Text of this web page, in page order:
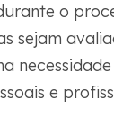
o
sejam
e